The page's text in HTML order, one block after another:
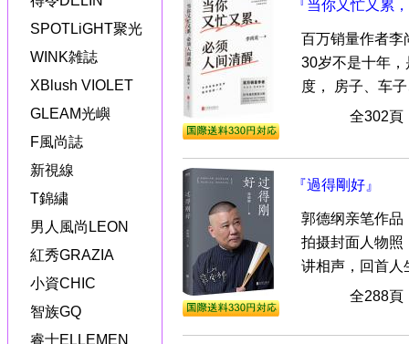
SPOTLiGHT聚光
WINK雑誌
XBlush VIOLET
GLEAM光嶼
F風尚誌
新視線
T錦繍
男人風尚LEON
紅秀GRAZIA
小資CHIC
智族GQ
睿士ELLEMEN
『当你又忙又累
百万销量作者李
30岁不是十年
度， 房子、车
全302
『過得剛好』
郭德纲亲笔作品
拍摄封面人物照
讲相声，回首人
全288